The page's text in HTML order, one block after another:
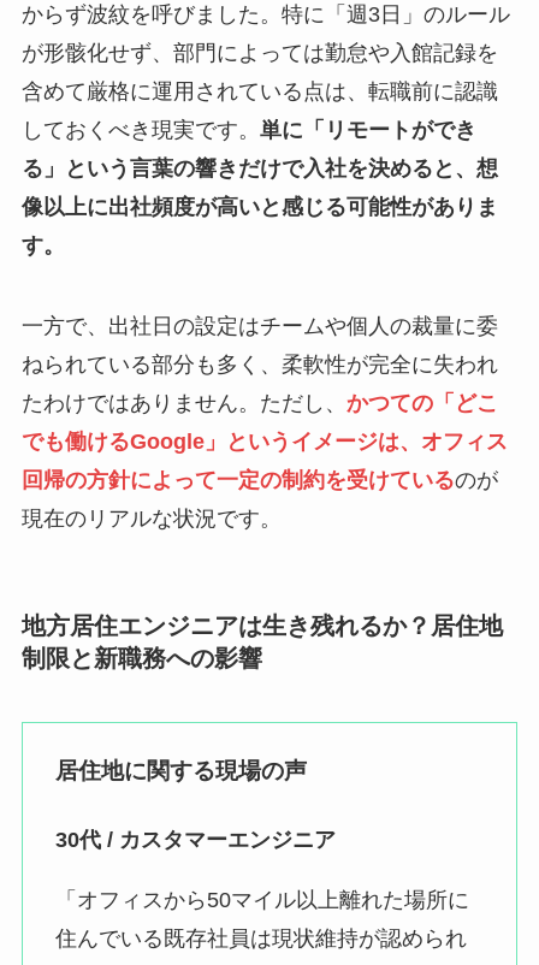
からず波紋を呼びました。特に「週3日」のルール
が形骸化せず、部門によっては勤怠や入館記録を
含めて厳格に運用されている点は、転職前に認識
しておくべき現実です。 単に「リモートができ
る」という言葉の響きだけで入社を決めると、想
像以上に出社頻度が高いと感じる可能性がありま
す。
一方で、出社日の設定はチームや個人の裁量に委
ねられている部分も多く、柔軟性が完全に失われ
たわけではありません。ただし、 かつての「どこ
でも働けるGoogle」というイメージは、オフィス
回帰の方針によって一定の制約を受けているのが
現在のリアルな状況です。
地方居住エンジニアは生き残れるか？居住地
制限と新職務への影響
居住地に関する現場の声
30代 / カスタマーエンジニア
「オフィスから50マイル以上離れた場所に
住んでいる既存社員は現状維持が認められ